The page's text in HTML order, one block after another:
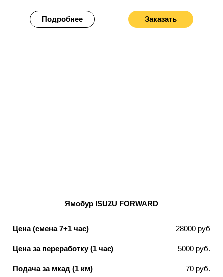
Подробнее Заказать
Ямобур ISUZU FORWARD
Цена (смена 7+1 час) 28000 руб
Цена за переработку (1 час) 5000 руб.
Подача за мкад (1 км) 70 руб.